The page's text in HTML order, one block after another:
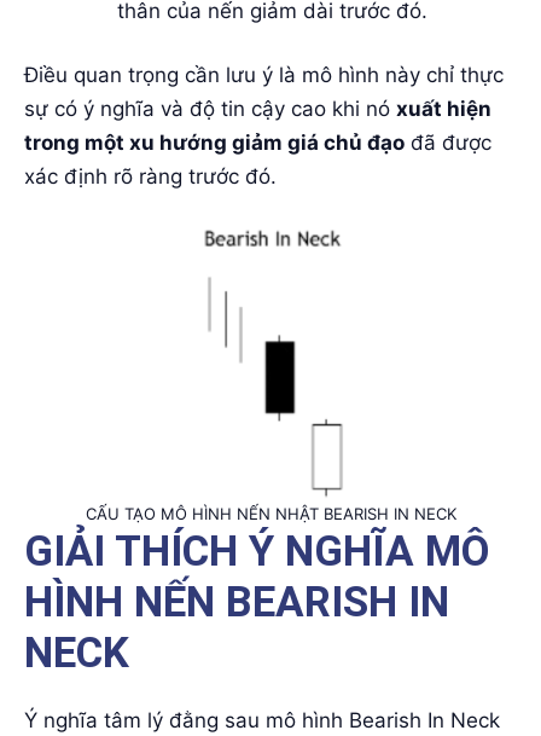
thân của nến giảm dài trước đó.
Điều quan trọng cần lưu ý là mô hình này chỉ thực
sự có ý nghĩa và độ tin cậy cao khi nó xuất hiện
trong một xu hướng giảm giá chủ đạo đã được
xác định rõ ràng trước đó.
CẤU TẠO MÔ HÌNH NẾN NHẬT BEARISH IN NECK
GIẢI THÍCH Ý NGHĨA MÔ
HÌNH NẾN BEARISH IN
NECK
Ý nghĩa tâm lý đằng sau mô hình Bearish In Neck